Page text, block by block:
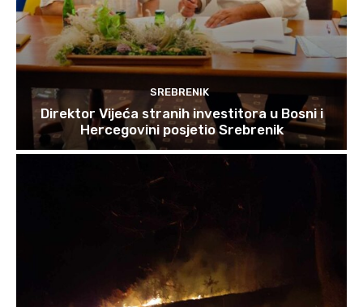
SREBRENIK
Direktor Vijeća stranih investitora u Bosni i
Hercegovini posjetio Srebrenik